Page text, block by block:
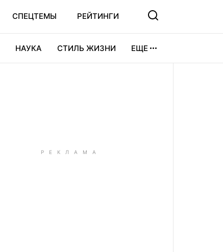
СПЕЦТЕМЫ РЕЙТИНГИ
НАУКА СТИЛЬ ЖИЗНИ ЕЩЕ